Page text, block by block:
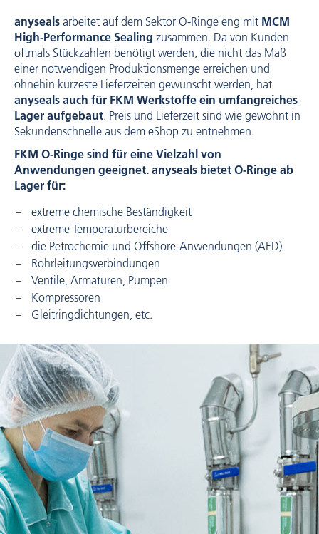
anyseals arbeitet auf dem Sektor O-Ringe eng mit MCM
High-Performance Sealing zusammen. Da von Kunden
oftmals Stückzahlen benötigt werden, die nicht das Maß
einer notwendigen Produktionsmenge erreichen und
ohnehin kürzeste Lieferzeiten gewünscht werden, hat
anyseals auch für FKM Werkstoffe ein umfangreiches
Lager aufgebaut. Preis und Lieferzeit sind wie gewohnt in
Sekundenschnelle aus dem eShop zu entnehmen.
FKM O-Ringe sind für eine Vielzahl von
Anwendungen geeignet. anyseals bietet O-Ringe ab
Lager für:
extreme chemische Beständigkeit
extreme Temperaturbereiche
die Petrochemie und Offshore-Anwendungen (AED)
Rohrleitungsverbindungen
Ventile, Armaturen, Pumpen
Kompressoren
Gleitringdichtungen, etc.